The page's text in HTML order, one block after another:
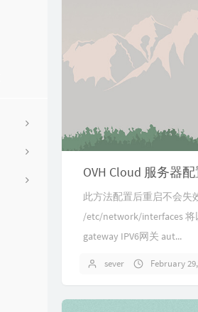
2
46 OVH Cloud 服务器
此方法配置后重启不会失
/etc/network/interfaces 将
gateway IPV6网关 aut...
sever February